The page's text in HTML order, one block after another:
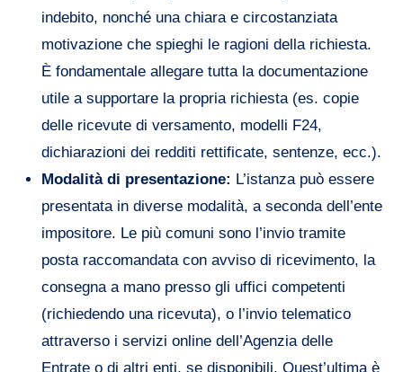
indebito, nonché una chiara e circostanziata
motivazione che spieghi le ragioni della richiesta.
È fondamentale allegare tutta la documentazione
utile a supportare la propria richiesta (es. copie
delle ricevute di versamento, modelli F24,
dichiarazioni dei redditi rettificate, sentenze, ecc.).
Modalità di presentazione: L’istanza può essere
presentata in diverse modalità, a seconda dell’ente
impositore. Le più comuni sono l’invio tramite
posta raccomandata con avviso di ricevimento, la
consegna a mano presso gli uffici competenti
(richiedendo una ricevuta), o l’invio telematico
attraverso i servizi online dell’Agenzia delle
Entrate o di altri enti, se disponibili. Quest’ultima è